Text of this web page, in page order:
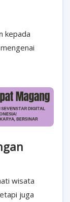
kepada
wisata
juga